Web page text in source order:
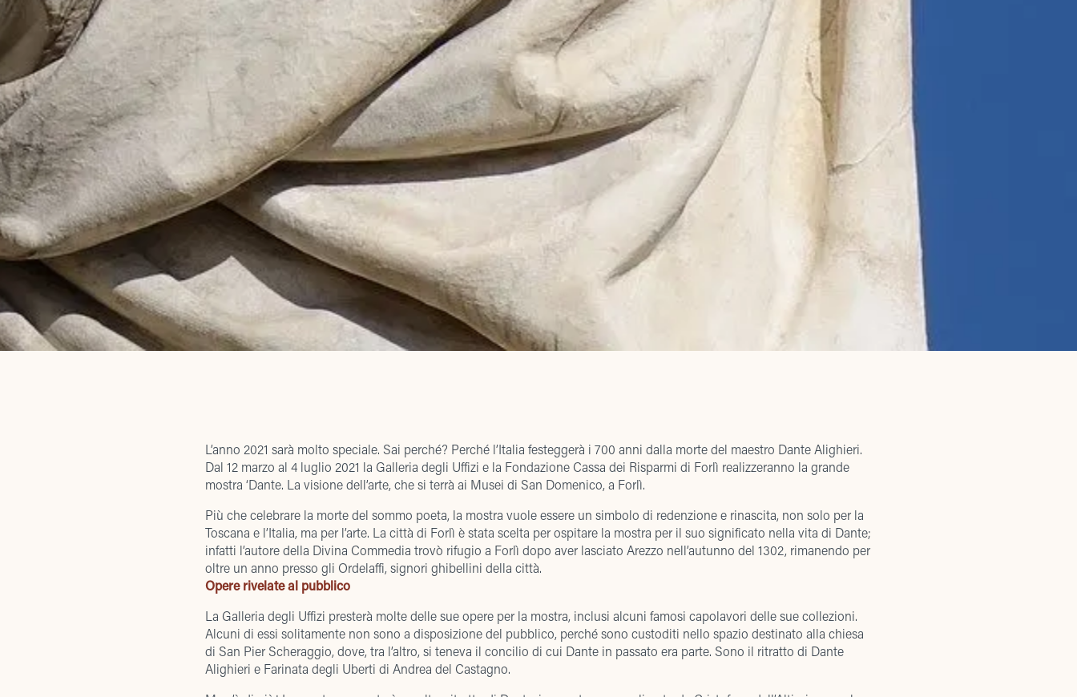
L’anno 2021 sarà molto speciale. Sai perché? Perché l’Italia festeggerà i 700 anni dalla morte del maestro Dante Alighieri.
Dal 12 marzo al 4 luglio 2021 la Galleria degli Uffizi e la Fondazione Cassa dei Risparmi di Forlì realizzeranno la grande
mostra ‘Dante. La visione dell’arte, che si terrà ai Musei di San Domenico, a Forlì.
Più che celebrare la morte del sommo poeta, la mostra vuole essere un simbolo di redenzione e rinascita, non solo per la
Toscana e l’Italia, ma per l’arte. La città di Forlì è stata scelta per ospitare la mostra per il suo significato nella vita di Dante;
infatti l’autore della Divina Commedia trovò rifugio a Forlì dopo aver lasciato Arezzo nell’autunno del 1302, rimanendo per
oltre un anno presso gli Ordelaffi, signori ghibellini della città.
Opere rivelate al pubblico
La Galleria degli Uffizi presterà molte delle sue opere per la mostra, inclusi alcuni famosi capolavori delle sue collezioni.
Alcuni di essi solitamente non sono a disposizione del pubblico, perché sono custoditi nello spazio destinato alla chiesa
di San Pier Scheraggio, dove, tra l’altro, si teneva il concilio di cui Dante in passato era parte. Sono il ritratto di Dante
Alighieri e Farinata degli Uberti di Andrea del Castagno.